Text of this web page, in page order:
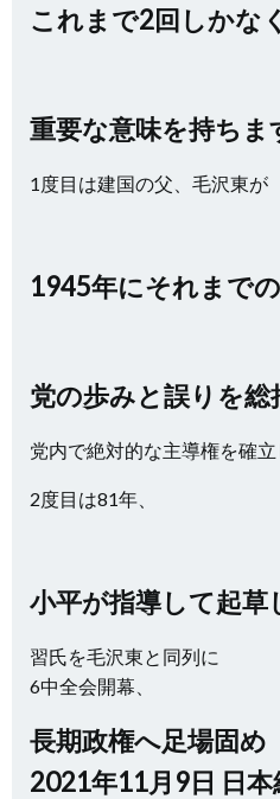
これまで2回しかな
重要な意味を持ちま
1度目は建国の父、毛沢東が
1945年にそれまでの
党の歩みと誤りを総
党内で絶対的な主導権を確立
2度目は81年、
小平が指導して起草
習氏を毛沢東と同列に
6中全会開幕、
長期政権へ足場固め
2021年11月9日 日